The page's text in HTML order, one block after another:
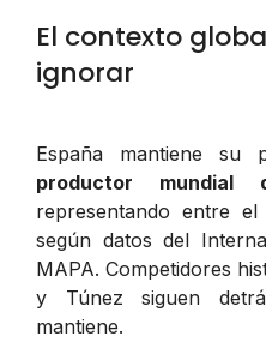
El contexto
ignorar
España mantiene su
productor
representando entre
según datos del
MAPA. Competidores
y Túnez siguen
mantiene.